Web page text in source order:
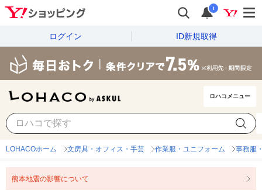
i
ログイン ID新規取得
ロハコメニュー
LOHACOホーム 文房具・オフィス・手芸 作業服・ユニフォーム 事務服
熊本地震の影響について